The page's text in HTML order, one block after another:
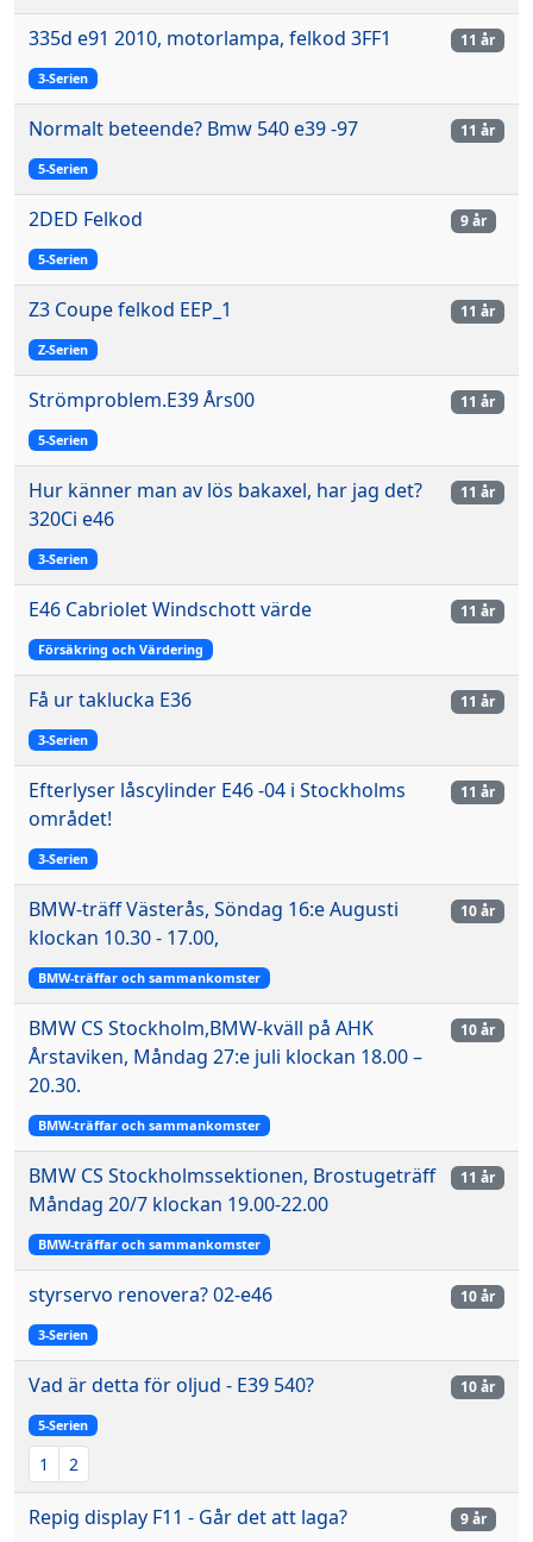
335d e91 2010, motorlampa, felkod 3FF1
3-Serien
11 år
Normalt beteende? Bmw 540 e39 -97
5-Serien
11 år
2DED Felkod
5-Serien
9 år
Z3 Coupe felkod EEP_1
Z-Serien
11 år
Strömproblem.E39 Års00
5-Serien
11 år
Hur känner man av lös bakaxel, har jag det?
320Ci e46
3-Serien
11 år
E46 Cabriolet Windschott värde
Försäkring och Värdering
11 år
Få ur taklucka E36
3-Serien
11 år
Efterlyser låscylinder E46 -04 i Stockholms
området!
3-Serien
11 år
BMW-träff Västerås, Söndag 16:e Augusti
klockan 10.30 - 17.00,
BMW-träffar och sammankomster
10 år
BMW CS Stockholm,BMW-kväll på AHK
Årstaviken, Måndag 27:e juli klockan 18.00 –
20.30.
BMW-träffar och sammankomster
10 år
BMW CS Stockholmssektionen, Brostugeträff
Måndag 20/7 klockan 19.00-22.00
BMW-träffar och sammankomster
11 år
styrservo renovera? 02-e46
3-Serien
10 år
Vad är detta för oljud - E39 540?
5-Serien
1 2
10 år
Repig display F11 - Går det att laga? 9 år